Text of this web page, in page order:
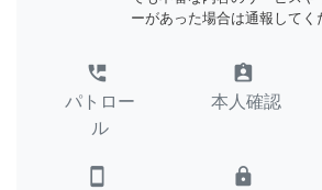
ーがあった場合は通報してく
perm_phone_msg
パトロー
ル
assignment_ind
本人確認
smartphone lock